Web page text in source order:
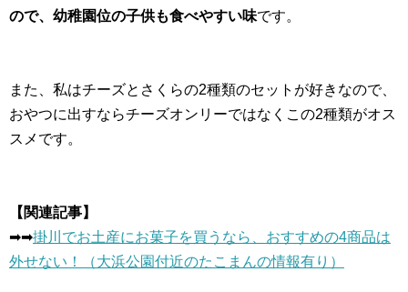
ので、幼稚園位の子供も食べやすい味です。
また、私はチーズとさくらの2種類のセットが好きなので、
おやつに出すならチーズオンリーではなくこの2種類がオス
スメです。
【関連記事】
➡︎➡︎掛川でお土産にお菓子を買うなら、おすすめの4商品は
外せない！（大浜公園付近のたこまんの情報有り）